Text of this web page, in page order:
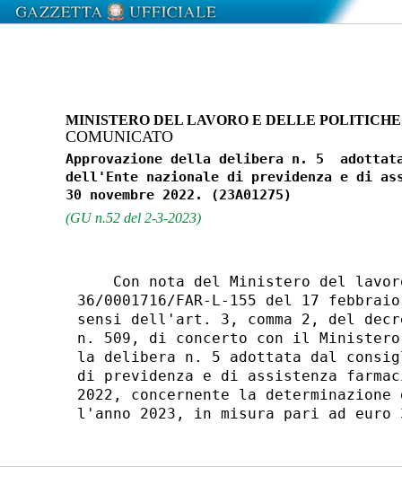
MINISTERO DEL LAVORO E DELLE
COMUNICATO
Approvazione della delibera n. 5
dell'Ente nazionale di previdenza e di
(GU n.52 del 2-3-2023)
Con nota del Ministero del
36/0001716/FAR-L-155 del 17
sensi dell'art. 3, comma 2, del
n. 509, di concerto con il
la delibera n. 5 adottata dal
di previdenza e di assistenza
2022, concernente la